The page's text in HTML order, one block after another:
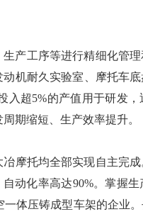
产工序等进行精细化管
机耐久实验室、摩托车
超5%的产值用于研发
期缩短、生产效率提升。
摩托均全部实现自主完成
动化率高达90%。掌握
体压铸成型车架的企业